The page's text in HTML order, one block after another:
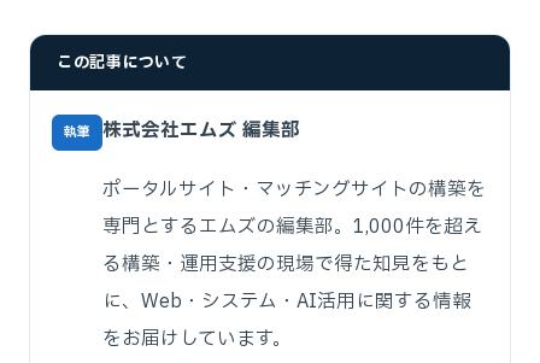
この記事について
執筆 株式会社エムズ 編集部
ポータルサイト・マッチングサイトの構築を
専門とするエムズの編集部。1,000件を超え
る構築・運用支援の現場で得た知見をもと
に、Web・システム・AI活用に関する情報
をお届けしています。